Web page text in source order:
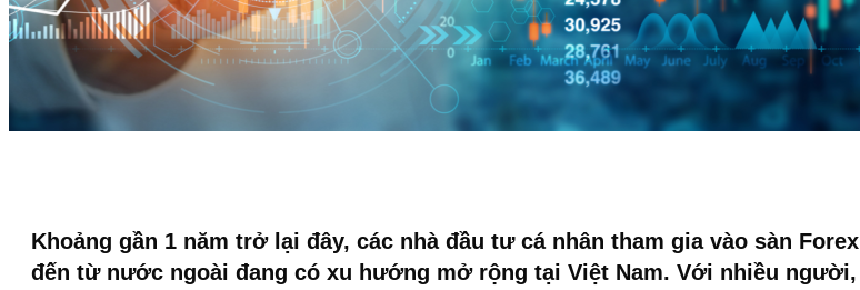
Khoảng gần 1 năm trở lại đây, các nhà đầu tư cá nhân tham gia vào sàn Forex
đến từ nước ngoài đang có xu hướng mở rộng tại Việt Nam. Với nhiều người,